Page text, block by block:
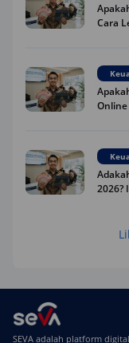
Cara
Online
2026?
Telat
SEVA adalah platform